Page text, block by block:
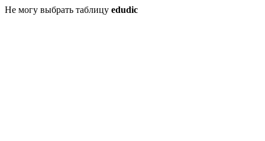
Не могу выбрать таблицу edudic